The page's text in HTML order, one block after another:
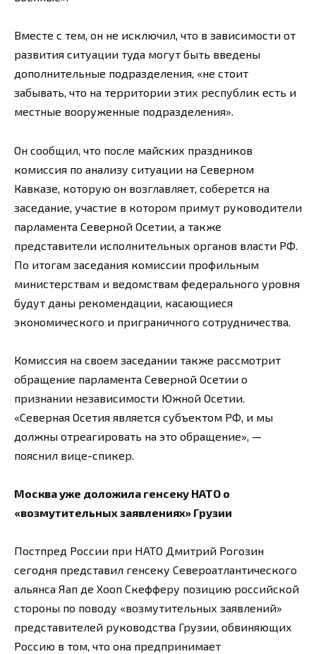
Вместе с тем, он не исключил, что в зависимости от
развития ситуации туда могут быть введены
дополнительные подразделения, «не стоит
забывать, что на территории этих республик есть и
местные вооруженные подразделения».
Он сообщил, что после майских праздников
комиссия по анализу ситуации на Северном
Кавказе, которую он возглавляет, соберется на
заседание, участие в котором примут руководители
парламента Северной Осетии, а также
представители исполнительных органов власти РФ.
По итогам заседания комиссии профильным
министерствам и ведомствам федерального уровня
будут даны рекомендации, касающиеся
экономического и приграничного сотрудничества.
Комиссия на своем заседании также рассмотрит
обращение парламента Северной Осетии о
признании независимости Южной Осетии.
«Северная Осетия является субъектом РФ, и мы
должны отреагировать на это обращение», —
пояснил вице-спикер.
Москва уже доложила генсеку НАТО о
«возмутительных заявлениях» Грузии
Постпред России при НАТО Дмитрий Рогозин
сегодня представил генсеку Североатлантического
альянса Яап де Хооп Скефферу позицию российской
стороны по поводу «возмутительных заявлений»
представителей руководства Грузии, обвиняющих
Россию в том, что она предпринимает